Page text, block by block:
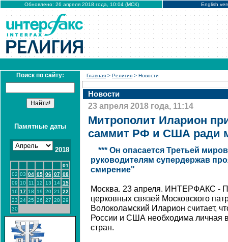
Обновлено: 26 апреля 2018 года, 10:04 (МСК) English
Поиск по сайту:
Памятные даты
2018
01
02 03 04 05 06 07 08
09 10 11 12 13 14 15
16 17 18 19 20 21
22
23 24 25 26 27 28 29
30
Главная > Религия > Новости
Новости
23 апреля 2018 года, 11:14
Митрополит Иларион
саммит РФ и США ради
*** Он опасается Третьей
руководителям супердержав
смирение"
Москва. 23 апреля. ИНТЕРФАКС -
церковных связей Московского
Волоколамский Иларион считает,
России и США необходима личная
стран.